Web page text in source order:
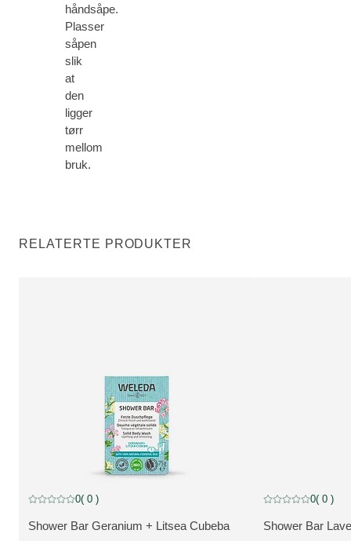
håndsåpe.
Plasser
såpen
slik
at
den
ligger
tørr
mellom
bruk.
RELATERTE PRODUKTER
SE PRODUKT:
Shower Bar Geranium + Litsea Cubeba
Current rating: 0 out of 5 stars rated by 0 customers
0( 0 )
SE PRODUKT:
Shower Bar
Current rating: 0
0( 0 )